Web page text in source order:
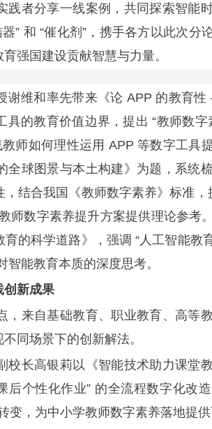
践者分享一线案例，共同探索智能
” 和 “催化剂”，携手各方以此次分
强国建设贡献智慧与力量。
维和率先带来《论 APP 的教育性
的教育价值边界，提出 “教师数字
师如何理性运用 APP 等数字工具
全球图景与本土构建》为题，系统
结合我国《教师数字素养》标准，
师数字素养提升方案提供理论参考
的科学道路》，强调 “人工智能教
能教育本质的深度思考。
创新成果
来自基础教育、职业教育、高等教
同场景下的创新解法。
长高银莉以《智能技术助力课堂
个性化作业” 的全流程数字化改
变，为中小学教师数字素养落地提